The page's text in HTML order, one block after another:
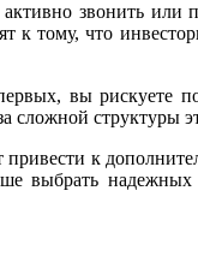
звонить или
к тому, что
вы рискуете
сложной структуры
к
выбрать